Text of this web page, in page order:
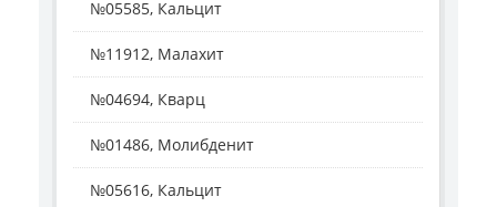
№05585, Кальцит
№11912, Малахит
№04694, Кварц
№01486, Молибденит
№05616, Кальцит